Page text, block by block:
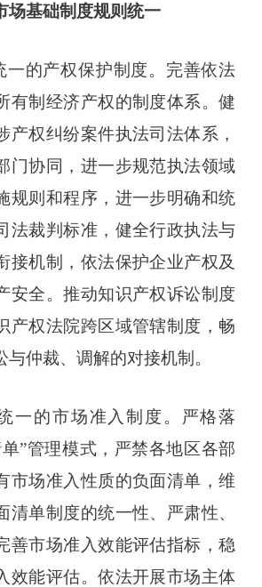
基础制度规则统一
的产权保护制度。完善依法
有制经济产权的制度体系。健
产权纠纷案件执法司法体系，
门协同，进一步规范执法领域
规则和程序，进一步明确和统
法裁判标准，健全行政执法与
接机制，依法保护企业产权及
安全。推动知识产权诉讼制度
产权法院跨区域管辖制度，畅
仲裁、调解的对接机制。
的市场准入制度。严格落
”管理模式，严禁各地区各部
市场准入性质的负面清单，维
清单制度的统一性、严肃性、
善市场准入效能评估指标，稳
效能评估。依法开展市场主体